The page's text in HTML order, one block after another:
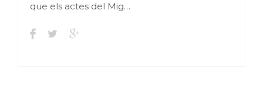
que els actes del Mig…